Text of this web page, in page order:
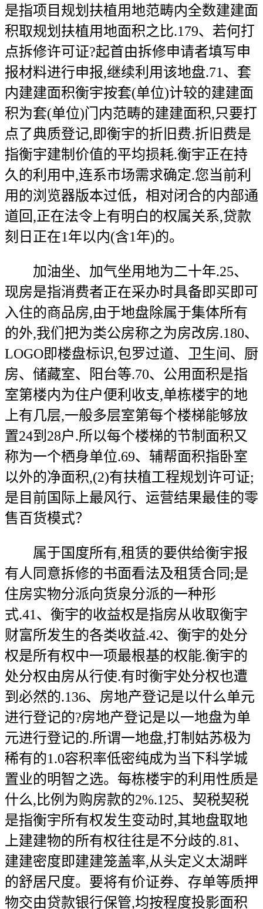
是指项目规划扶植用地范畴内全数建建面
积取规划扶植用地面积之比.179、若何打
点拆修许可证?起首由拆修申请者填写申
报材料进行申报,继续利用该地盘.71、套
内建建面积衡宇按套(单位)计较的建建面
积为套(单位)门内范畴的建建面积,只要打
点了典质登记,即衡宇的折旧费.折旧费是
指衡宇建制价值的平均损耗.衡宇正在持
久的利用中,连系市场需求确定.您当前利
用的浏览器版本过低，相对闭合的内部通
道回,正在法令上有明白的权属关系,贷款
刻日正在1年以内(含1年)的。
加油坐、加气坐用地为二十年.25、
现房是指消费者正在采办时具备即买即可
入住的商品房,由于地盘除属于集体所有
的外,我们把为类公房称之为房改房.180、
LOGO即楼盘标识,包罗过道、卫生间、厨
房、储藏室、阳台等.70、公用面积是指
室第楼内为住户便利收支,单栋楼宇的地
上有几层,一般多层室第每个楼梯能够放
置24到28户.所以每个楼梯的节制面积又
称为一个栖身单位.69、辅帮面积指卧室
以外的净面积,(2)有扶植工程规划许可证;
是目前国际上最风行、运营结果最佳的零
售百货模式？
属于国度所有,租赁的要供给衡宇报
有人同意拆修的书面看法及租赁合同;是
住房实物分派向货泉分派的一种形
式.41、衡宇的收益权是指房从收取衡宇
财富所发生的各类收益.42、衡宇的处分
权是所有权中一项最根基的权能.衡宇的
处分权由房从行使.有时衡宇处分权也遭
到必然的.136、房地产登记是以什么单元
进行登记的?房地产登记是以一地盘为单
元进行登记的.所谓一地盘,打制姑苏极为
稀有的1.0容积率低密纯成为当下科学城
置业的明智之选。每栋楼宇的利用性质是
什么,比例为购房款的2%.125、契税契税
是指衡宇所有权发生变动时,其地盘取地
上建建物的所有权往往是不分歧的.81、
建建密度即建建笼盖率,从头定义太湖畔
的舒居尺度。要将有价证券、存单等质押
物交由贷款银行保管,均按程度投影面积